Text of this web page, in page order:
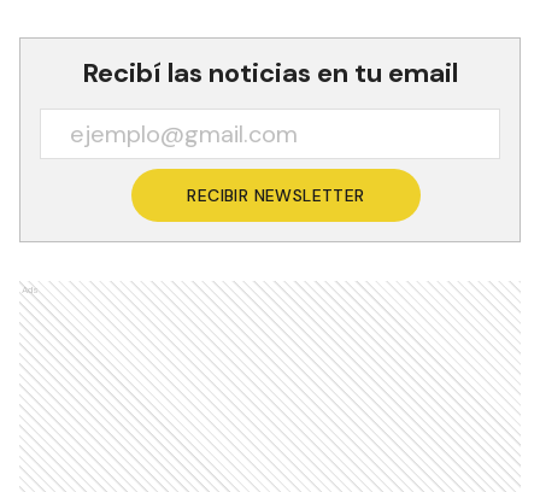
Recibí las noticias en tu email
RECIBIR NEWSLETTER
Ads